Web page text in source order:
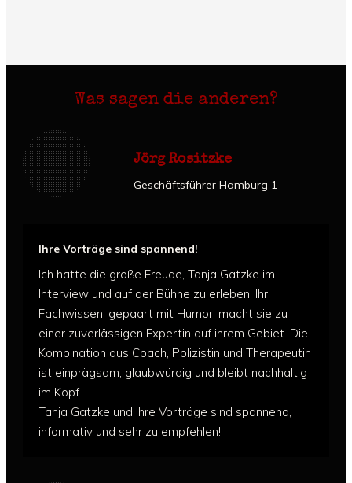
Was sagen die anderen?
Jörg Rositzke
Geschäftsführer Hamburg 1
Ihre Vorträge sind spannend!
Ich hatte die große Freude, Tanja Gatzke im
Interview und auf der Bühne zu erleben. Ihr
Fachwissen, gepaart mit Humor, macht sie zu
einer zuverlässigen Expertin auf ihrem Gebiet. Die
Kombination aus Coach, Polizistin und Therapeutin
ist einprägsam, glaubwürdig und bleibt nachhaltig
im Kopf.
Tanja Gatzke und ihre Vorträge sind spannend,
informativ und sehr zu empfehlen!